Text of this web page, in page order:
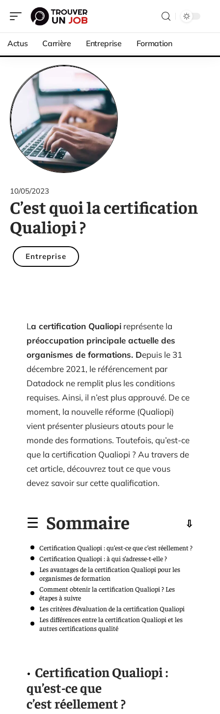
Actus Carrière Entreprise Formation
10/05/2023
C’est quoi la certification
Qualiopi ?
Entreprise
La certification Qualiopi représente la
préoccupation principale actuelle des
organismes de formations. Depuis le 31
décembre 2021, le référencement par
Datadock ne remplit plus les conditions
requises. Ainsi, il n’est plus approuvé. De ce
moment, la nouvelle réforme (Qualiopi)
vient présenter plusieurs atouts pour le
monde des formations. Toutefois, qu’est-ce
que la certification Qualiopi ? Au travers de
cet article, découvrez tout ce que vous
devez savoir sur cette qualification.
Sommaire
Certification Qualiopi : qu’est-ce que c’est réellement ?
Certification Qualiopi : à qui s’adresse-t-elle ?
Les avantages de la certification Qualiopi pour les
organismes de formation
Comment obtenir la certification Qualiopi ? Les
étapes à suivre
Les critères d’évaluation de la certification Qualiopi
Les différences entre la certification Qualiopi et les
autres certifications qualité
Certification Qualiopi :
qu’est-ce que
c’est réellement ?